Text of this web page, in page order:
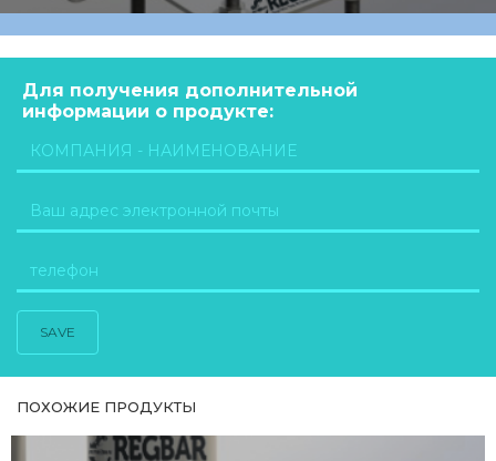
Для получения дополнительной
информации о продукте:
SAVE
ПОХОЖИЕ ПРОДУКТЫ